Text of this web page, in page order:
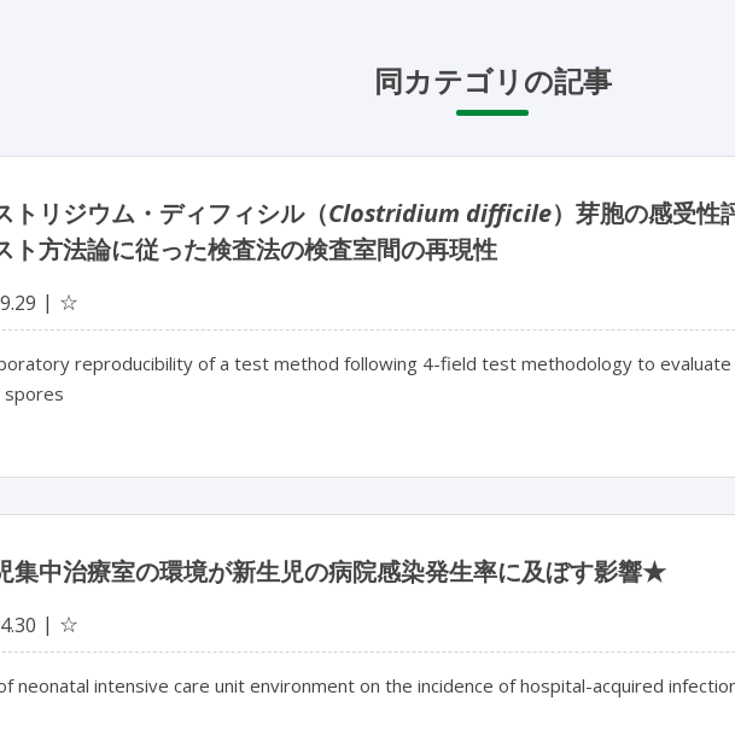
同カテゴリの記事
トリジウム・ディフィシル（Clostridium difficile）芽胞の感受性
ト方法論に従った検査法の検査室間の再現性
☆
reproducibility of a test method following 4-field test methodology to
spores
集中治療室の環境が新生児の病院感染発生率に及ぼす影響★
☆
neonatal intensive care unit environment on the incidence of hospital-acquired